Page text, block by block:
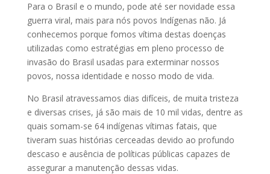
Para o Brasil e o mundo, pode até ser novidade essa
guerra viral, mais para nós povos Indígenas não. Já
conhecemos porque fomos vítima destas doenças
utilizadas como estratégias em pleno processo de
invasão do Brasil usadas para exterminar nossos
povos, nossa identidade e nosso modo de vida.
No Brasil atravessamos dias difíceis, de muita tristeza
e diversas crises, já são mais de 10 mil vidas, dentre as
quais somam-se ​64 indígenas vítimas fatais, que
tiveram suas histórias cerceadas devido ao profundo
descaso e ausência de políticas públicas capazes de
assegurar a manutenção dessas vidas.